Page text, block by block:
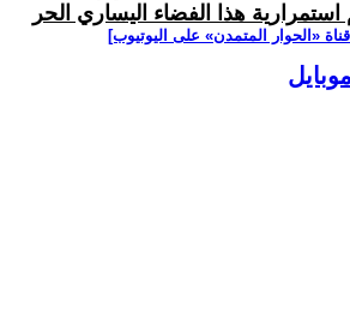
هذا الفضاء اليساري الحر
‫«الحوار المتمدن» على اليوتيوب]